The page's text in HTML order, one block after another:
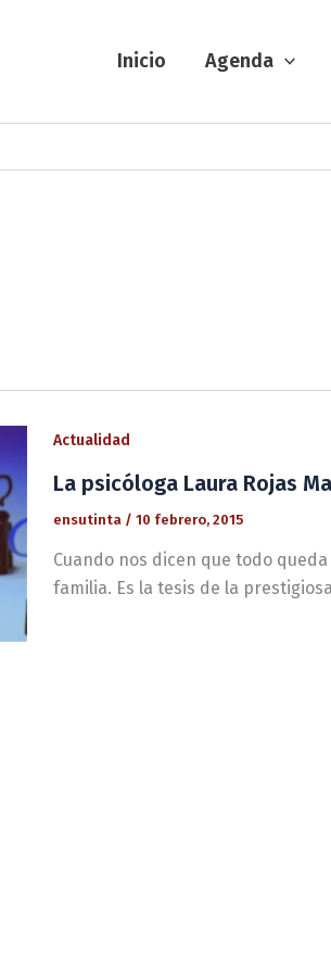
Inicio Agenda
Actualidad
La psicóloga Laura Rojas
ensutinta / 10 febrero, 2015
Cuando nos dicen que todo
familia. Es la tesis de la